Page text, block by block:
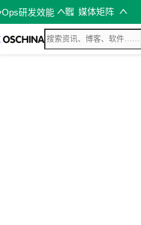
研发效能 媒体矩阵